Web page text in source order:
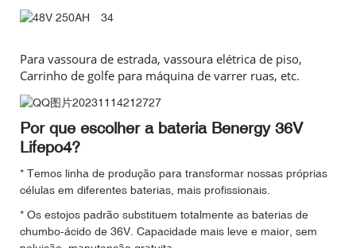
Para vassoura de estrada, vassoura elétrica de piso,
Carrinho de golfe para máquina de varrer ruas, etc.
Por que escolher a bateria Benergy 36V
Lifepo4?
* Temos linha de produção para transformar nossas próprias
células em diferentes baterias, mais profissionais.
* Os estojos padrão substituem totalmente as baterias de
chumbo-ácido de 36V. Capacidade mais leve e maior, sem